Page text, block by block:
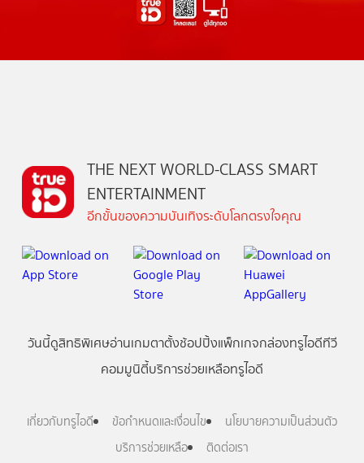
THE NEXT WORLD-CLASS SMART
ENTERTAINMENT
อีกขั้นของความบันเทิงระดับโลกตรงใจคุณ
วันนี้ดูสิทธิพิเศษอ่านเกมตาตั้งช้อปปิ้งแพ็กเกจกล่องทรูไอดีทีวี
คอมมูนิตี้บริการช่วยเหลือทรูไอดี
เกี่ยวกับทรูไอดี ข้อกำหนดและเงื่อนไข
นโยบายความเป็นส่วนตัว
บริการช่วยเหลือ
ติดต่อเรา